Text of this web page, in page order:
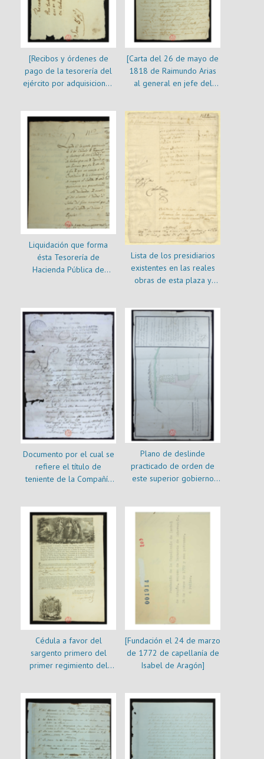
[Recibos y órdenes de
pago de la tesorería del
ejército por adquisiciones
[Carta del 26 de mayo de
1818 de Raimundo Arias
al general en jefe del
indigencia en que se
encuentra después de su
cautiverio en manos de los
realistas : se incluye nota
informativa de Matías de
la Fuente sobre la
situación de Raimunso
Arias]
Liquidación que forma
ésta Tesorería de
Hacienda Pública de
chicha y arrendamiento de
la Isla de Valenzuela que
se han recaudado e el
quinquenio desde 1809
hasta 1813 inclusive
Lista de los presidiarios
existentes en las reales
obras de esta plaza y
presente mes de la fecha
Documento por el cual se
refiere el título de
teniente de la Compañía
Plano de deslinde
practicado de orden de
este superior gobierno
doña Manuela Cañas
Cédula a favor del
sargento primero del
primer regimiento del
[Fundación el 24 de marzo
de 1772 de capellanía de
Isabel de Aragón]